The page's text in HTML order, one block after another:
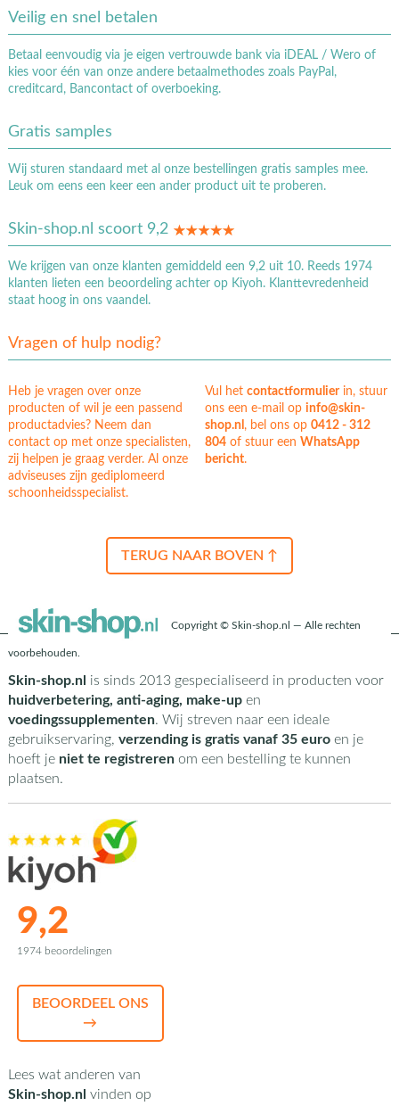
Veilig en snel betalen
Betaal eenvoudig via je eigen vertrouwde bank via iDEAL / Wero of
kies voor één van onze andere betaalmethodes zoals PayPal,
creditcard, Bancontact of overboeking.
Gratis samples
Wij sturen standaard met al onze bestellingen gratis samples mee.
Leuk om eens een keer een ander product uit te proberen.
Skin-shop.nl scoort 9,2
We krijgen van onze klanten gemiddeld een 9,2 uit 10. Reeds 1974
klanten lieten een beoordeling achter op Kiyoh. Klanttevredenheid
staat hoog in ons vaandel.
Vragen of hulp nodig?
Heb je vragen over onze
producten of wil je een passend
productadvies? Neem dan
contact op met onze specialisten,
zij helpen je graag verder. Al onze
adviseuses zijn gediplomeerd
schoonheidsspecialist.
Vul hetcontactformulierin, stuur
ons een e-mail op info@skin-
shop.nl, bel ons op0412 - 312
804 of stuur eenWhatsApp
bericht.
TERUG NAAR BOVEN ↑
Copyright © Skin-shop.nl — Alle rechten
voorbehouden.
Skin-shop.nl is sinds 2013 gespecialiseerd in producten voor
huidverbetering, anti-aging, make-upen
voedingssupplementen. Wij streven naar een ideale
gebruikservaring, verzending is gratis vanaf 35 euroen je
hoeft je niet te registrerenom een bestelling te kunnen
plaatsen.
9,2
1974 beoordelingen
BEOORDEEL ONS
→
Lees wat anderen van
Skin-shop.nl vinden op